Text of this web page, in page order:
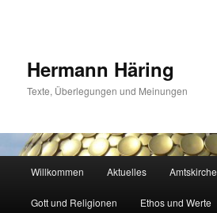
Hermann Häring
Texte, Überlegungen und Meinungen
Willkommen Aktuelles Amtskirche
Gott und Religionen Ethos und Werte